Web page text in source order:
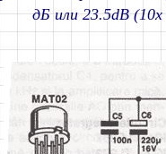
дБ или 23.5dB